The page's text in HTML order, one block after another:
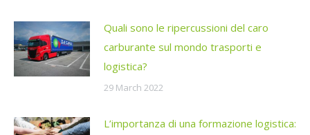
Quali sono le ripercussioni del caro
carburante sul mondo trasporti e
logistica?
29 March 2022
L’importanza di una formazione logistica: